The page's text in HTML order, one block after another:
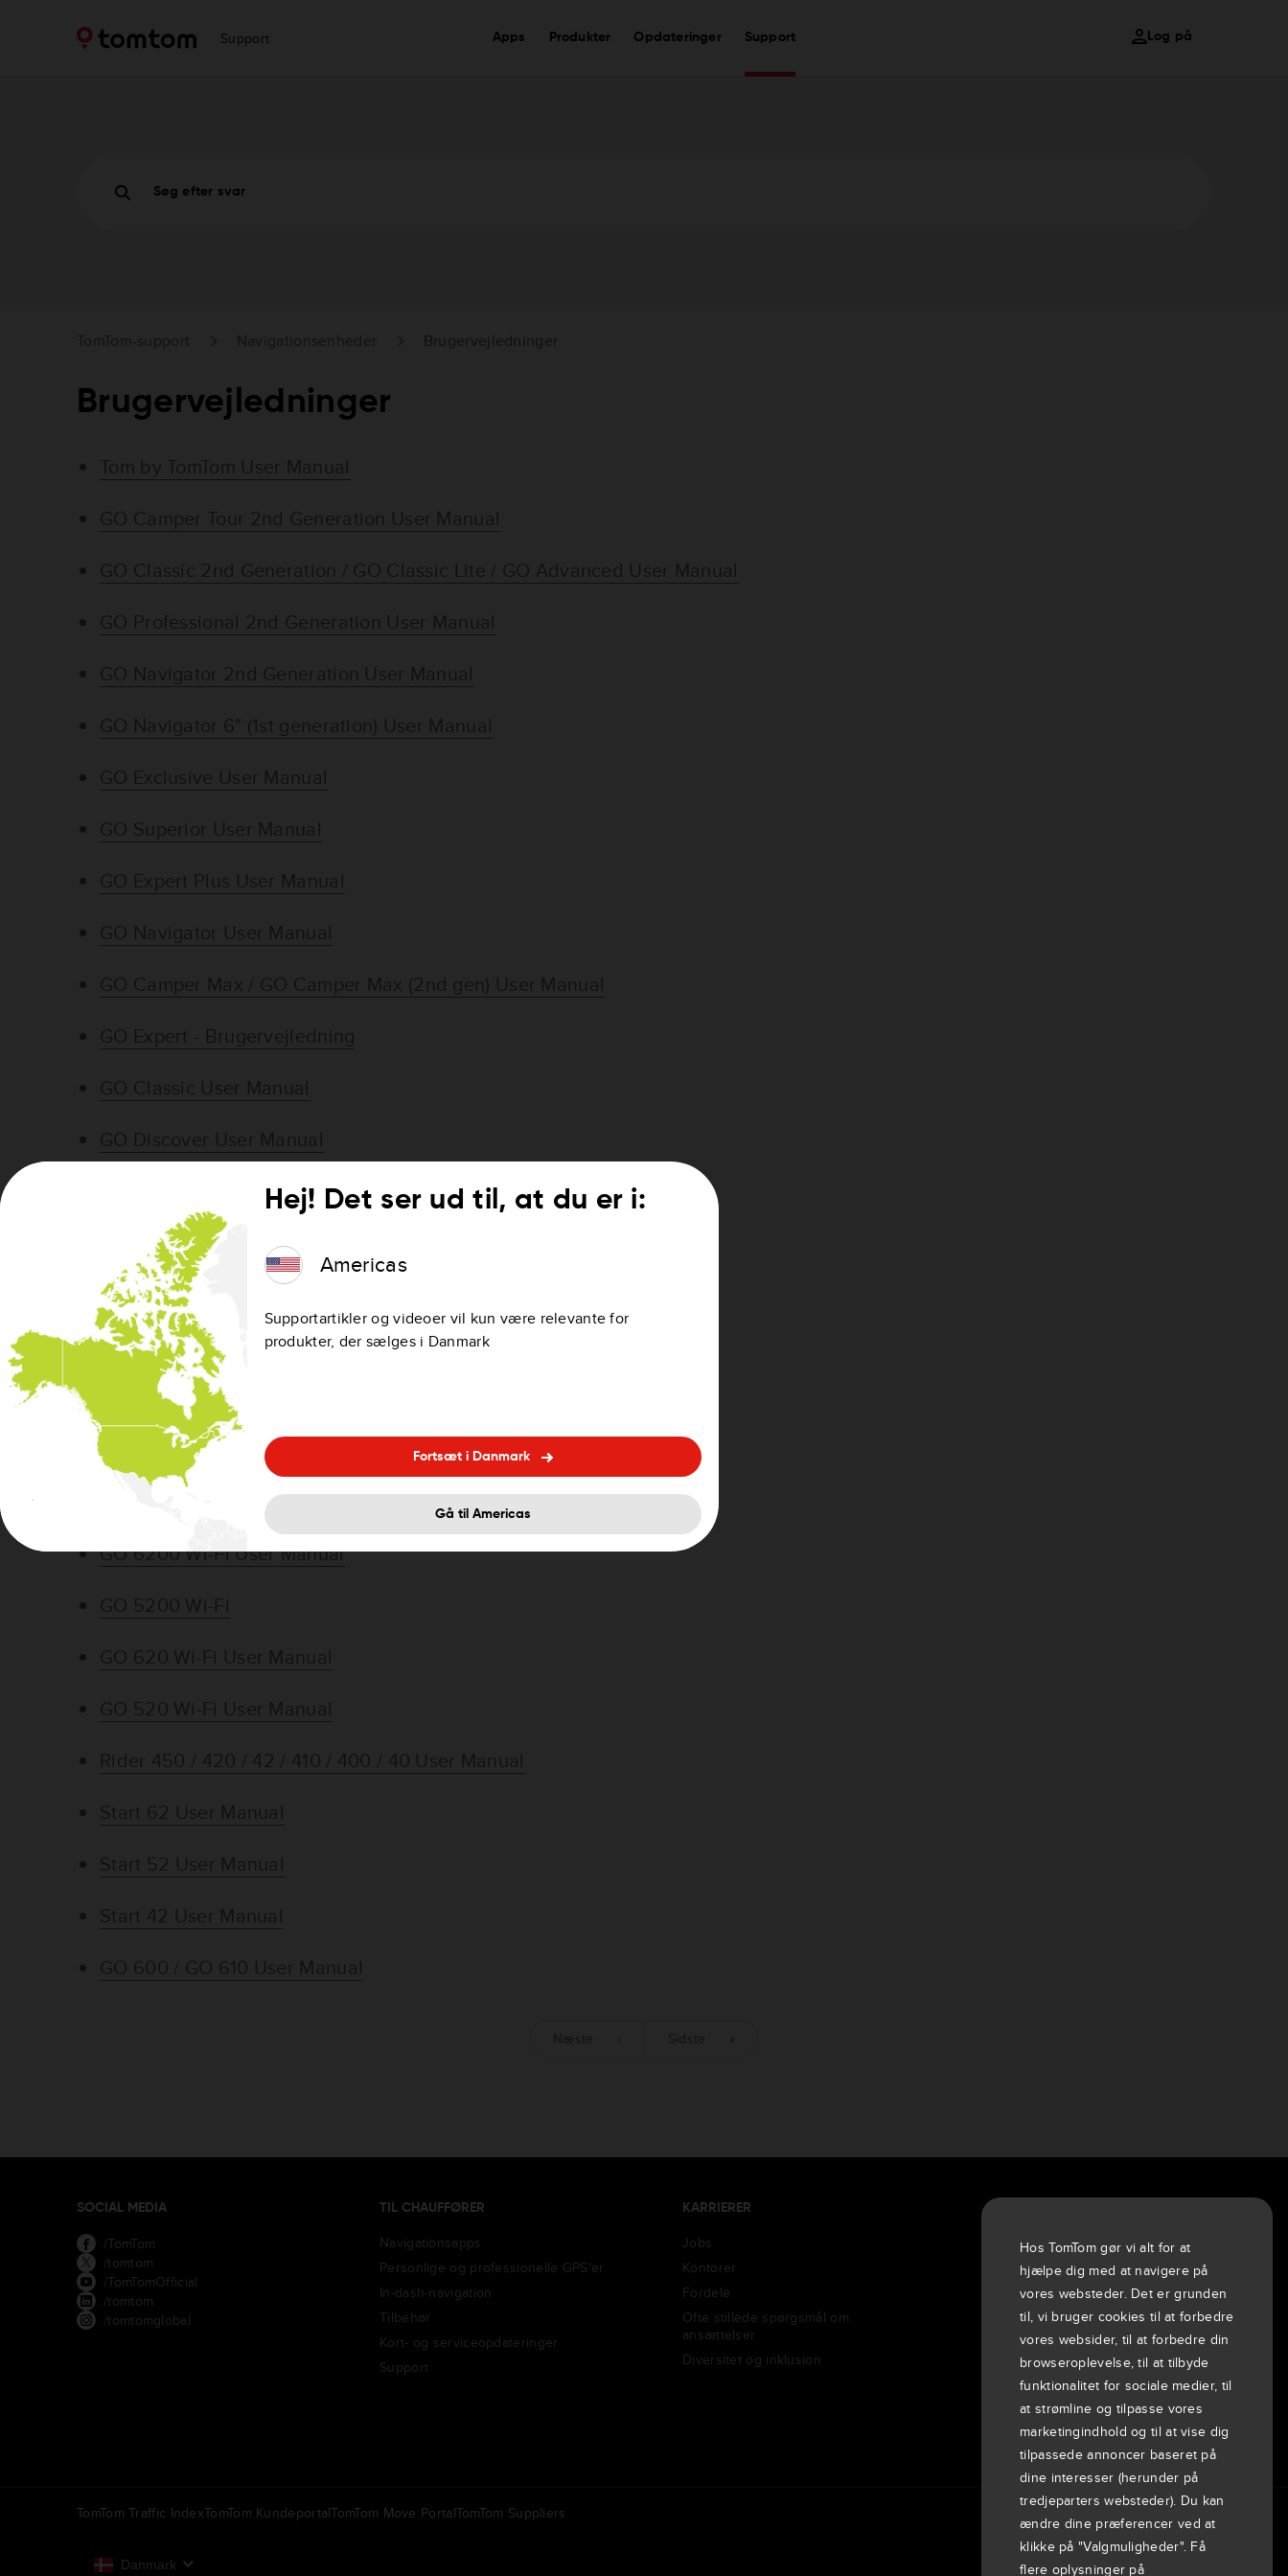
Support Apps Produkter Opdateringer Support Log på
Søg efter svar
Brugervejledninger
GO Basic User Manual
GO Essential User Manual
GO Premium User Manual
GO Professional User Manual
GO Camper / GO Camper Tour User Manual
RIDER 50/500/550 User Manual
VIA 62 User Manual
GO 6200 Wi-Fi User Manual
SOCIAL MEDIA
/TomTom
/tomtom
/TomTomOfficial
/tomtom
/tomtomglobal
TIL CHAUFFØRER
Navigationsapps
Personlige og professionelle GPS'er
In-dash-navigation
Tilbehør
Kort- og serviceopdateringer
Support
KARRIERER
Jobs
Kontorer
Fordele
Ofte stillede spørgsmål om
ansættelser
Diversitet og inklusion
Om os
Virksomheden
Kunder
Nyheder
Begivenheder
Pressemeddelelser
Investorer
7th item
Routing
9th item of footer
TomTom Traffic IndexTomTom KundeportalTomTom Move PortalTomTom Suppliers
Danmark
Hos TomTom gør vi alt for at
hjælpe dig med at navigere på
vores websteder. Det er grunden
til, vi bruger cookies til at forbedre
vores websider, til at forbedre din
browseroplevelse, til at tilbyde
funktionalitet for sociale medier, til
at strømline og tilpasse vores
marketingindhold og til at vise dig
tilpassede annoncer baseret på
dine interesser (herunder på
tredjeparters websteder). Du kan
ændre dine præferencer ved at
klikke på "Valgmuligheder". Få
flere oplysninger på
Hej! Det ser ud til, at du er i:
Americas
Supportartikler og videoer vil kun være relevante for
produkter, der sælges i Danmark
Fortsæt i Danmark
Gå til Americas